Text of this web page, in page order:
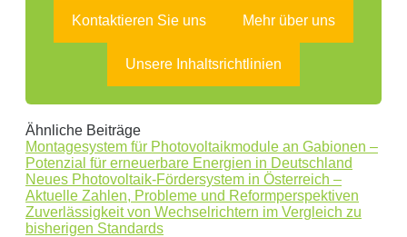
Kontaktieren Sie uns Mehr über uns
Unsere Inhaltsrichtlinien
Ähnliche Beiträge
Montagesystem für Photovoltaikmodule an Gabionen –
Potenzial für erneuerbare Energien in Deutschland
Neues Photovoltaik-Fördersystem in Österreich –
Aktuelle Zahlen, Probleme und Reformperspektiven
Zuverlässigkeit von Wechselrichtern im Vergleich zu
bisherigen Standards